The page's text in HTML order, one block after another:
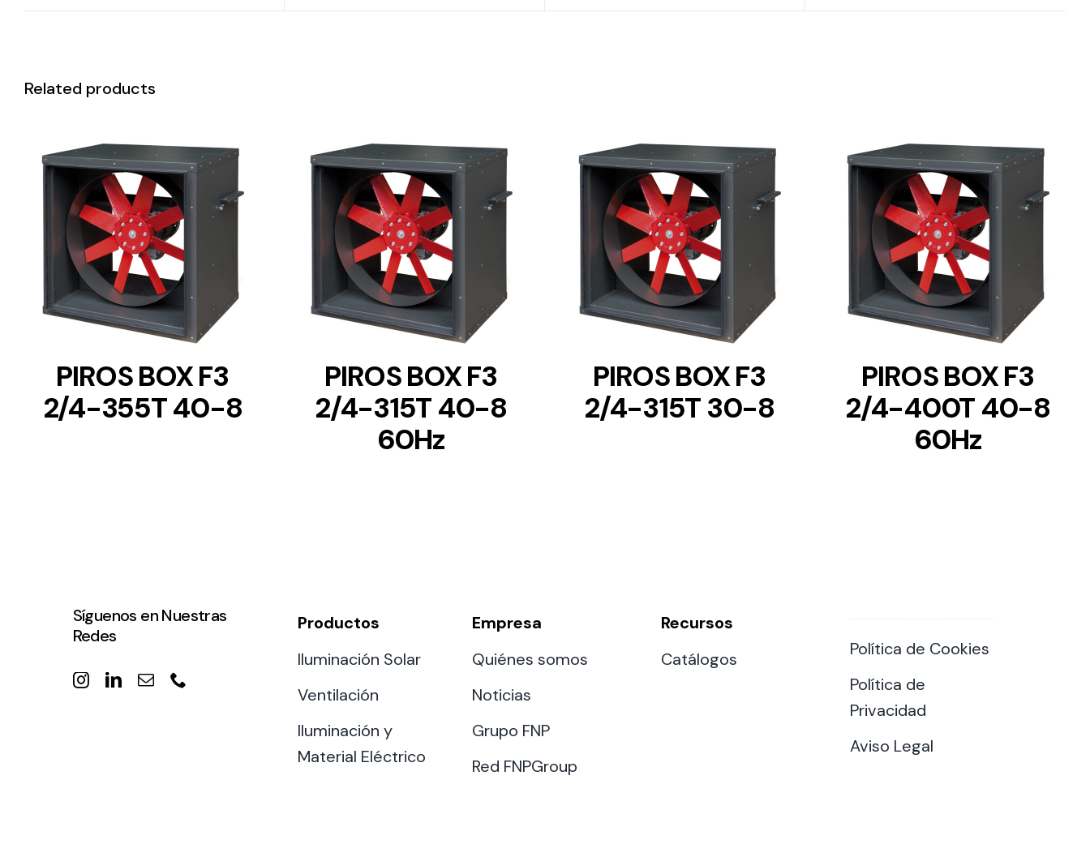
Related products
DETAILS
PIROS BOX F3
2/4-355T 40-8
DETAILS
PIROS BOX F3
2/4-315T 40-8
60Hz
DETAILS
PIROS BOX F3
2/4-315T 30-8
DETAILS
PIROS BOX F3
2/4-400T 40-8
60Hz
Síguenos en Nuestras
Redes
Productos
Iluminación Solar
Ventilación
Iluminación y
Material Eléctrico
Empresa
Quiénes somos
Noticias
Grupo FNP
Red FNPGroup
Recursos
Catálogos
Política de Cookies
Política de
Privacidad
Aviso Legal